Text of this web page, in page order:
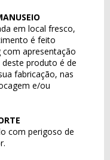
em local fresco,
é feito
apresentação
produto é de
fabricação, nas
e/ou
com perigoso de